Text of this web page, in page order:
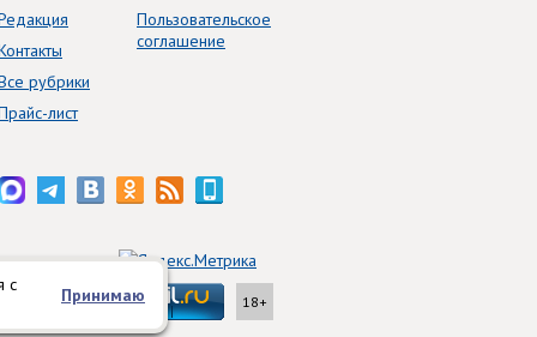
с
Принимаю
рубрики
лист
Пользовательское
соглашение
18+